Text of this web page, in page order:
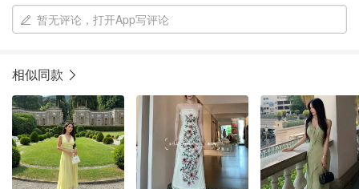
暂无评论，打开App写评论
相似同款